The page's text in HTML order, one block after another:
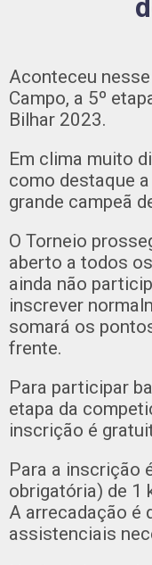
Aconteceu
Campo, a 5º
Bilhar 2023.
Em clima muito
como destaque
grande campeã
O Torneio
aberto a todos
ainda não
inscrever
somará os
frente.
Para participar
etapa da
inscrição é
Para a inscrição
obrigatória) de 1
A arrecadação é
assistenciais